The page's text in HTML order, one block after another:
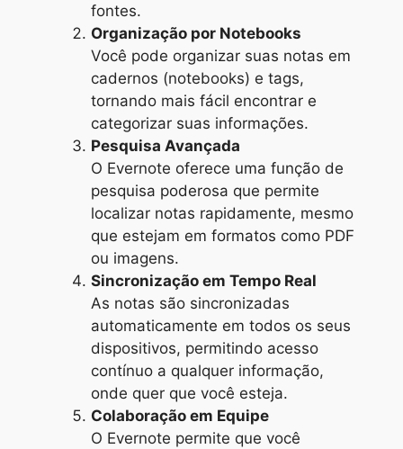
fontes.
Organização por Notebooks
Você pode organizar suas notas em
cadernos (notebooks) e tags,
tornando mais fácil encontrar e
categorizar suas informações.
Pesquisa Avançada
O Evernote oferece uma função de
pesquisa poderosa que permite
localizar notas rapidamente, mesmo
que estejam em formatos como PDF
ou imagens.
Sincronização em Tempo Real
As notas são sincronizadas
automaticamente em todos os seus
dispositivos, permitindo acesso
contínuo a qualquer informação,
onde quer que você esteja.
Colaboração em Equipe
O Evernote permite que você